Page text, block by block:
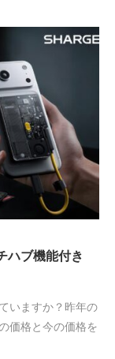
ハブ機能付き
いますか？昨年の
価格と今の価格を